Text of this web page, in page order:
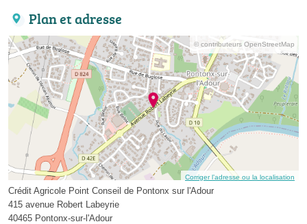
Plan et adresse
© contributeurs OpenStreetMap
Corriger l’adresse ou la localisation
Crédit Agricole Point Conseil de Pontonx sur l'Adour
415 avenue Robert Labeyrie
40465 Pontonx-sur-l'Adour